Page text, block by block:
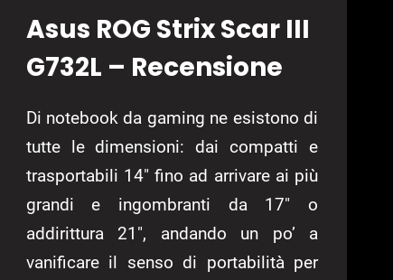
Asus ROG Strix Scar III
G732L – Recensione
Di notebook da gaming ne esistono di
tutte le dimensioni: dai compatti e
trasportabili 14″ fino ad arrivare ai più
grandi e ingombranti da 17″ o
addirittura 21″, andando un po’ a
vanificare il senso di portabilità per